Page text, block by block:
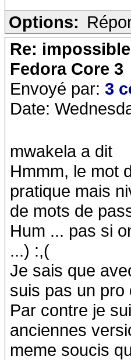
Options:
Re:
Fedora Core 3
Envoyé par: 3
Date:
mwakela a dit
Hmmm, le mot
pratique mais
de mots de
Hum ... pas si
...) :,(
Je sais que
suis pas un pro
Par contre je
anciennes
meme soucis